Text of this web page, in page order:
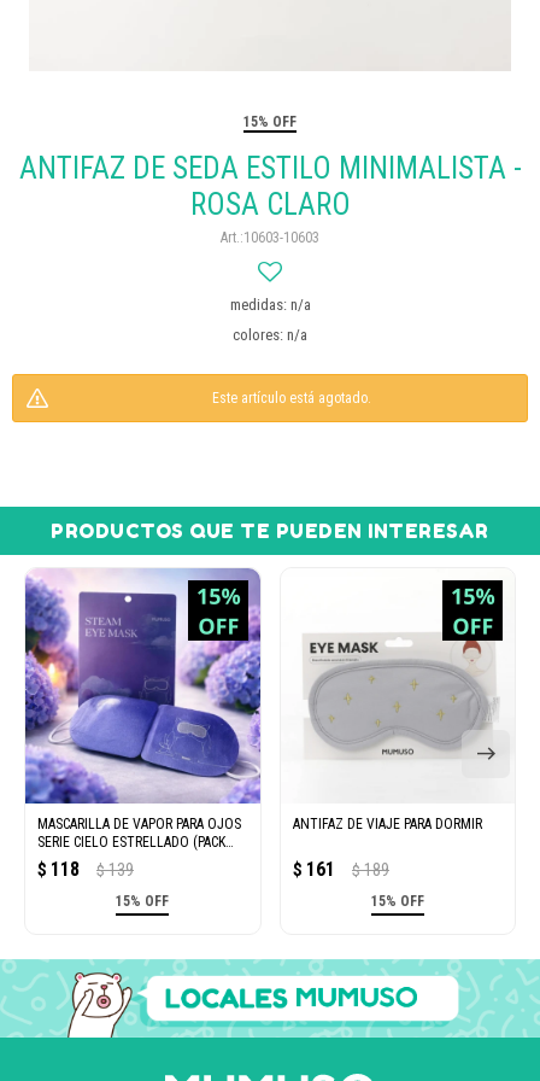
15% OFF
ANTIFAZ DE SEDA ESTILO MINIMALISTA -
ROSA CLARO
10603-10603
medidas: n/a
colores: n/a
Este artículo está agotado.
PRODUCTOS QUE TE PUEDEN INTERESAR
MASCARILLA DE VAPOR PARA OJOS
SERIE CIELO ESTRELLADO (PACK
X1)
$ 118 $ 139
15% OFF
ANTIFAZ DE VIAJE PARA DORMIR
$ 161 $ 189
15% OFF